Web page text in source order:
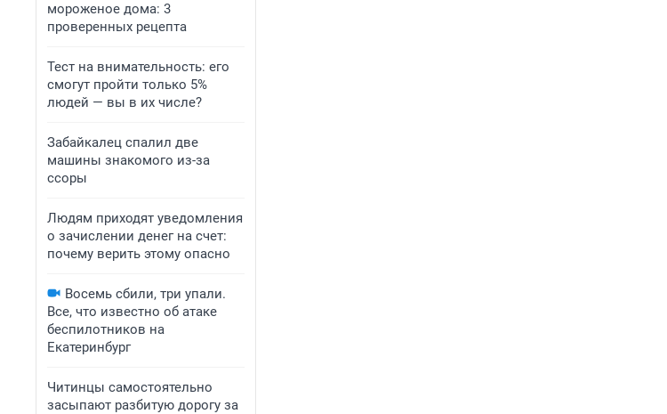
мороженое дома: 3
проверенных рецепта
Тест на внимательность: его
смогут пройти только 5%
людей — вы в их числе?
Забайкалец спалил две
машины знакомого из-за
ссоры
Людям приходят уведомления
о зачислении денег на счет:
почему верить этому опасно
Восемь сбили, три упали.
Все, что известно об атаке
беспилотников на
Екатеринбург
Читинцы самостоятельно
засыпают разбитую дорогу за